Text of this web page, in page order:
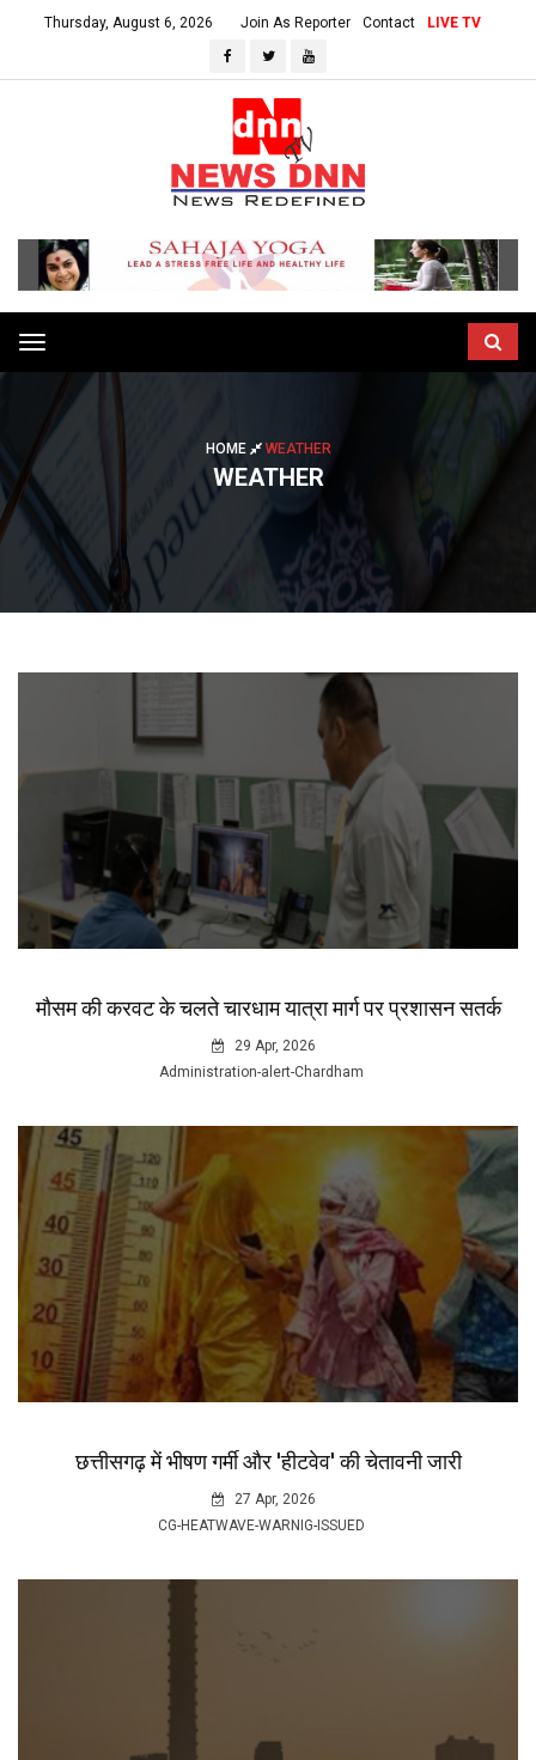
Thursday, August 6, 2026 Join As Reporter Contact LIVE TV
Toggle
navigation
HOME WEATHER
WEATHER
मौसम की करवट के चलते चारधाम यात्रा मार्ग पर प्रशासन सतर्क
29 Apr, 2026
Administration-alert-Chardham
छत्तीसगढ़ में भीषण गर्मी और 'हीटवेव' की चेतावनी जारी
27 Apr, 2026
CG-HEATWAVE-WARNIG-ISSUED